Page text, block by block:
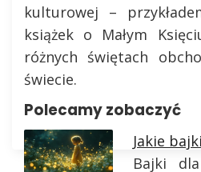
kulturowej –
książek o Małym
różnych świętach
świecie.
Polecamy zobaczyć
Jakie
Bajki